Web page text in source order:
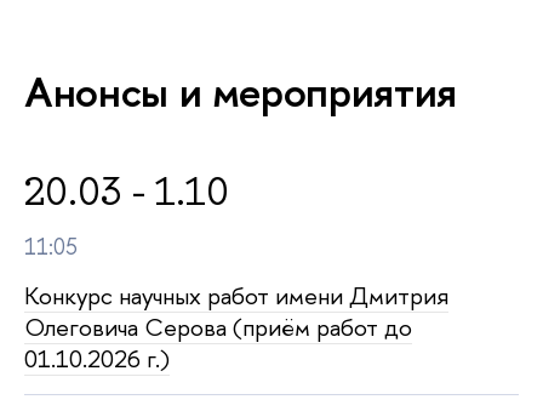
Анонсы и мероприятия
20.03 - 1.10
11:05
Конкурс научных работ имени Дмитрия
Олеговича Серова (приём работ до
01.10.2026 г.)